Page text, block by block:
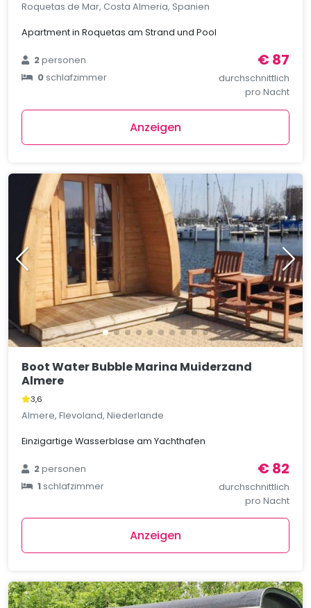
Roquetas de Mar, Costa Almeria, Spanien
Apartment in Roquetas am Strand und Pool
2personen
0schlafzimmer
€ 87
durchschnittlich
pro Nacht
Anzeigen
Boot Water Bubble Marina Muiderzand
Almere
3,6
Almere, Flevoland, Niederlande
Einzigartige Wasserblase am Yachthafen
2personen
1schlafzimmer
€ 82
durchschnittlich
pro Nacht
Anzeigen